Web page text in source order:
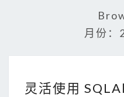
月份：
灵活使用